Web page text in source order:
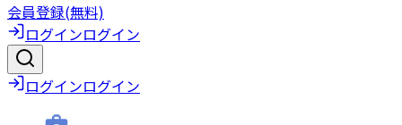
会員登録(無料)
ログインログイン
ログインログイン